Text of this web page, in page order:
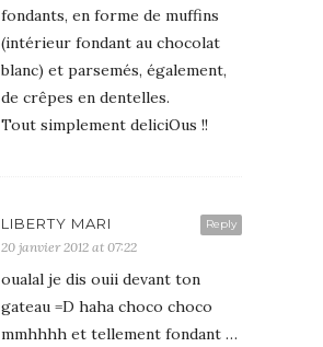
fondants, en forme de muffins
(intérieur fondant au chocolat
blanc) et parsemés, également,
de crêpes en dentelles.
Tout simplement deliciOus !!
Reply
LIBERTY MARI
20 janvier 2012 at 07:22
oualal je dis ouii devant ton
gateau =D haha choco choco
mmhhhh et tellement fondant …